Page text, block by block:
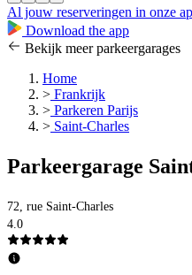
Al jouw reserveringen in onze
Download the app
Bekijk meer parkeergarages
Home
> Frankrijk
> Parkeren Parijs
> Saint-Charles
Parkeergarage
72, rue Saint-Charles
4.0